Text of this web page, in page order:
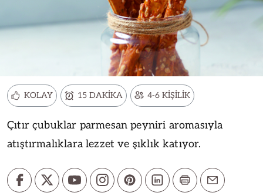
KOLAY 15 DAKİKA 4-6 KİŞİLİK
Çıtır çubuklar parmesan peyniri aromasıyla
atıştırmalıklara lezzet ve şıklık katıyor.